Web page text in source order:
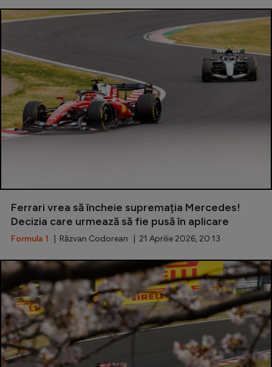
Ferrari vrea să încheie supremația Mercedes!
Decizia care urmează să fie pusă în aplicare
Formula 1 | Răzvan Codorean | 21 Aprilie 2026, 20:13